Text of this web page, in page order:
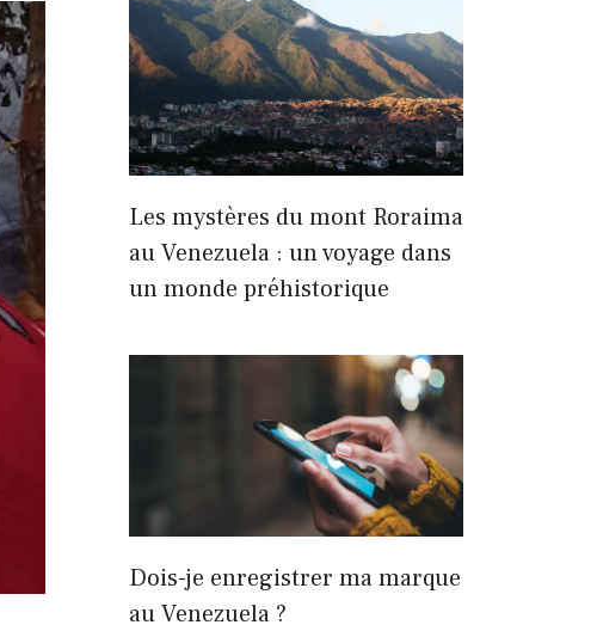
Les mystères du mont Roraima
au Venezuela : un voyage dans
un monde préhistorique
Dois-je enregistrer ma marque
au Venezuela ?